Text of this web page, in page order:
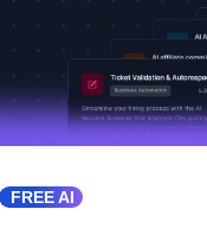
FREE AI